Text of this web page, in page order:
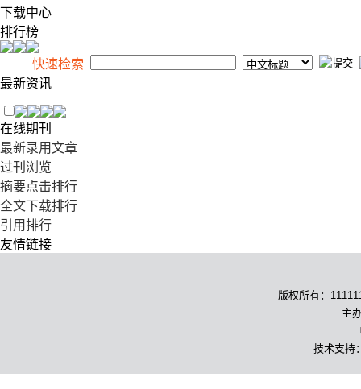
下载中心
排行榜
快速检索
最新资讯
在线期刊
最新录用文章
过刊浏览
摘要点击排行
全文下载排行
引用排行
友情链接
版权所有：
主
技术支持